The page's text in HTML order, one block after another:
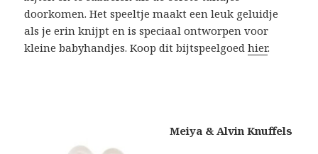
doorkomen. Het speeltje maakt een leuk geluidje
als je erin knijpt en is speciaal ontworpen voor
kleine babyhandjes. Koop dit bijtspeelgoedhier.
Meiya & Alvin Knuffels